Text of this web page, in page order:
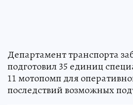
Департамент транспорта
подготовил 35 единиц
11 мотопомп для
последствий возможных